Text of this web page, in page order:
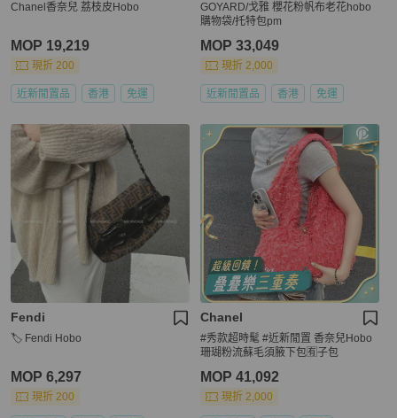
Chanel香奈兒 荔枝皮Hobo
MOP 19,219
現折 200
近新閒置品 香港 免運
GOYARD/戈雅 櫻花粉帆布老花hobo
購物袋/托特包pm
MOP 33,049
現折 2,000
近新閒置品 香港 免運
Fendi
🏷️ Fendi Hobo
MOP 6,297
現折 200
Chanel
#秀款超時髦 #近新閒置 香奈兒Hobo
珊瑚粉流蘇毛須腋下包🈶子包
MOP 41,092
現折 2,000